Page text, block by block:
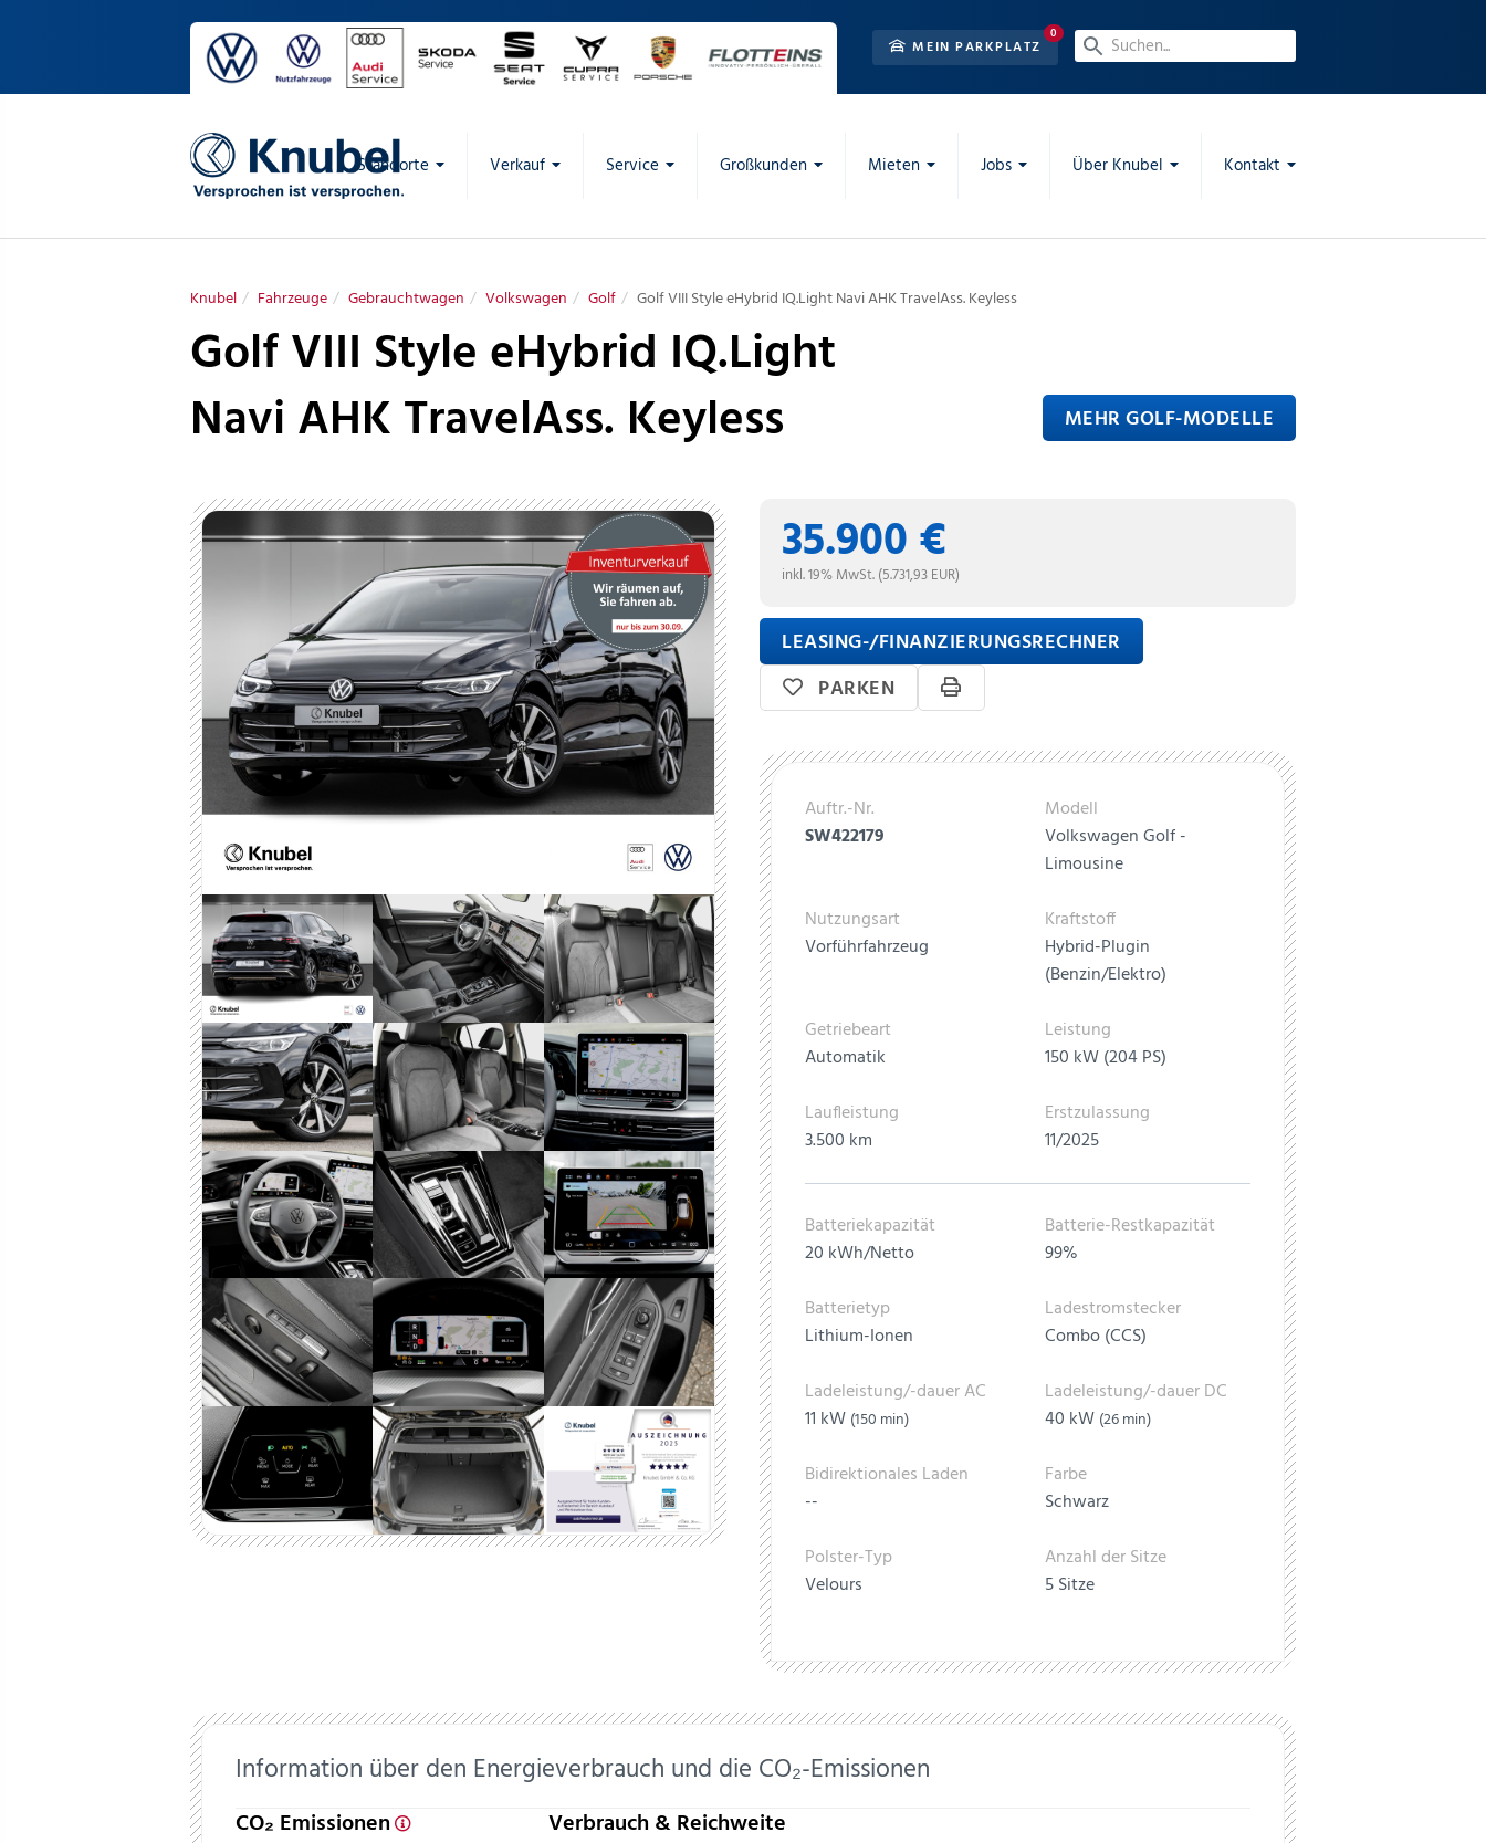
MEIN PARKPLATZ
0
Standorte Verkauf Service Großkunden Mieten Jobs Über Knubel Kontakt
Knubel Fahrzeuge Gebrauchtwagen Volkswagen Golf Golf VIII Style eHybrid IQ.Light Navi AHK TravelAss. Keyless
Golf VIII Style eHybrid IQ.Light
Navi AHK TravelAss. Keyless
MEHR GOLF-MODELLE
35.900 €
inkl. 19% MwSt. (5.731,93 EUR)
LEASING-/FINANZIERUNGSRECHNER
PARKEN
Auftr.-Nr.
SW422179
Modell
Volkswagen Golf -
Limousine
Nutzungsart
Vorführfahrzeug
Kraftstoff
Hybrid-Plugin
(Benzin/Elektro)
Getriebeart
Automatik
Leistung
150 kW (204 PS)
Laufleistung
3.500 km
Erstzulassung
11/2025
Batteriekapazität
20 kWh/Netto
Batterie-Restkapazität
99%
Batterietyp
Lithium-Ionen
Ladestromstecker
Combo (CCS)
Ladeleistung/-dauer AC
11 kW (150 min)
Ladeleistung/-dauer DC
40 kW (26 min)
Bidirektionales Laden
--
Farbe
Schwarz
Polster-Typ
Velours
Anzahl der Sitze
5 Sitze
Information über den Energieverbrauch und die CO₂-Emissionen
CO₂ Emissionen Verbrauch & Reichweite